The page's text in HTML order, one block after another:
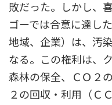
敗だった。しかし、
ゴーでは合意に達し
地域、企業）は、汚
なる。この権利は、
森林の保全、ＣＯ２
２の回収・利用（Ｃ